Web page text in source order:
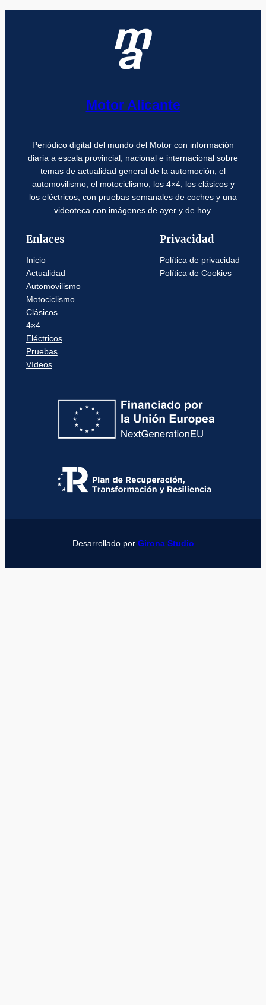
Motor Alicante
Periódico digital del mundo del Motor con información
diaria a escala provincial, nacional e internacional sobre
temas de actualidad general de la automoción, el
automovilismo, el motociclismo, los 4×4, los clásicos y
los eléctricos, con pruebas semanales de coches y una
videoteca con imágenes de ayer y de hoy.
Enlaces
Inicio
Actualidad
Automovilismo
Motociclismo
Clásicos
4×4
Eléctricos
Pruebas
Vídeos
Privacidad
Política de privacidad
Política de Cookies
Desarrollado por Girona Studio